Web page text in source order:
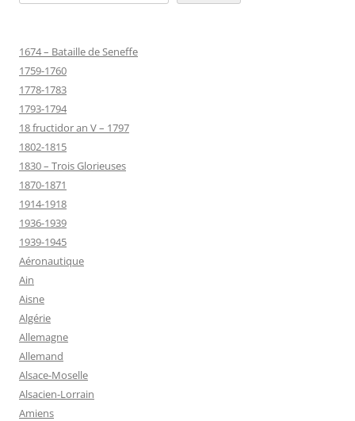
1674 – Bataille de Seneffe
1759-1760
1778-1783
1793-1794
18 fructidor an V – 1797
1802-1815
1830 – Trois Glorieuses
1870-1871
1914-1918
1936-1939
1939-1945
Aéronautique
Ain
Aisne
Algérie
Allemagne
Allemand
Alsace-Moselle
Alsacien-Lorrain
Amiens